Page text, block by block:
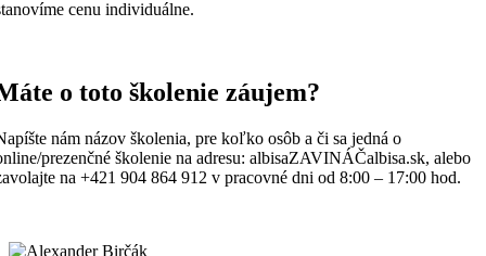
cenu individuálne.
o toto školenie záujem?
nám názov školenia, pre koľko osôb a či sa jedná o
prezenčné školenie na adresu: albisaZAVINÁČalbisa.sk, alebo
na +421 904 864 912 v pracovné dni od 8:00 – 17:00 hod.